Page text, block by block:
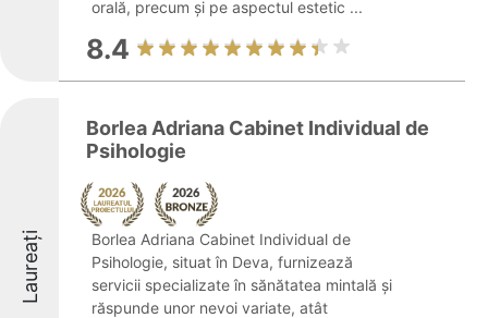
orală, precum și pe aspectul estetic ...
8.4
Laureați
Borlea Adriana Cabinet Individual de
Psihologie
Borlea Adriana Cabinet Individual de
Psihologie, situat în Deva, furnizează
servicii specializate în sănătatea mintală și
răspunde unor nevoi variate, atât